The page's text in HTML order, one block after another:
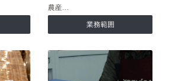
農産…
業務範囲